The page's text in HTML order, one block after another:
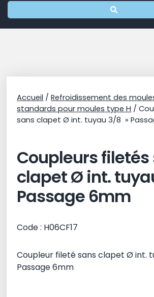
Accueil /Refroidissement des
standards pour moules type H /
sans clapet Ø int. tuyau 3/8 »
Coupleurs filetés
clapet Ø int.
Passage 6mm
Code : H06CF17
Coupleur fileté sans clapet Ø int.
Passage 6mm